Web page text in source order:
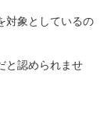
対象としているの
と認められませ